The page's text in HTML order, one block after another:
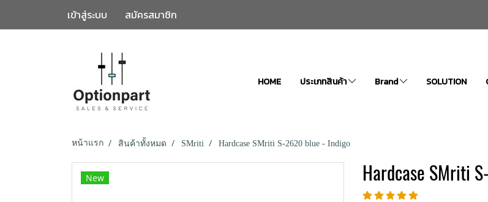
เข้าสู่ระบบ สมัครสมาชิก
HOME ประเภทสินค้า Brand SOLUTION
หน้าแรก สินค้าทั้งหมด SMriti Hardcase SMriti S-2620 blue - Indigo
New Hardcase SMriti